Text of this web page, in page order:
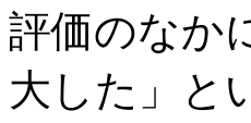
評価のなか
大した」と